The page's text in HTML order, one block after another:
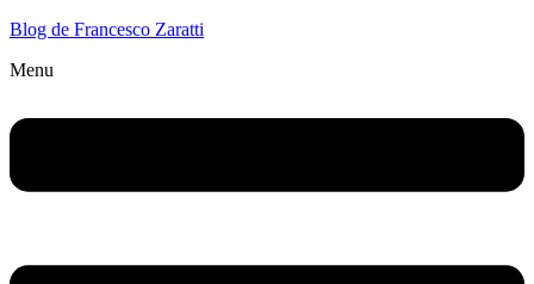
Blog de Francesco Zaratti
Menu